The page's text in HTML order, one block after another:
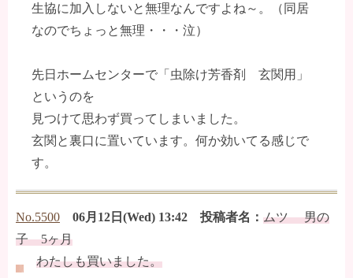
生協に加入しないと無理なんですよね～。（同居
なのでちょっと無理・・・泣）
先日ホームセンターで「虫除け芳香剤 玄関用」
というのを
見つけて思わず買ってしまいました。
玄関と裏口に置いています。何か効いてる感じで
す。
No.5500 06月12日(Wed) 13:42 投稿者名： ムツ 男の
子 5ヶ月
わたしも買いました。